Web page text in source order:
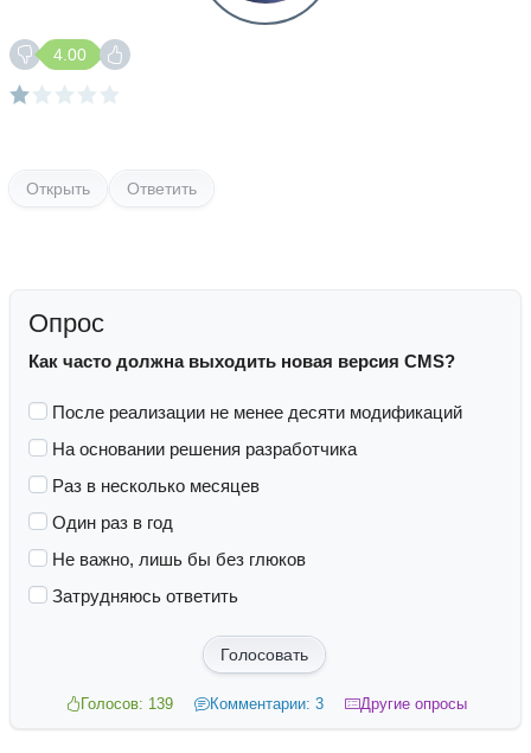
4.00
Открыть Ответить
Опрос
Как часто должна выходить новая версия CMS?
После реализации не менее десяти модификаций
На основании решения разработчика
Раз в несколько месяцев
Один раз в год
Не важно, лишь бы без глюков
Затрудняюсь ответить
Голосовать
Голосов: 139 Комментарии: 3 Другие опросы